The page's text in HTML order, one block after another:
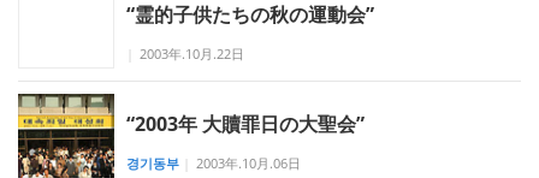
“霊的子供たちの秋の運動会”
2003年.10月.22日
“2003年 大贖罪日の大聖会”
경기동부 2003年.10月.06日